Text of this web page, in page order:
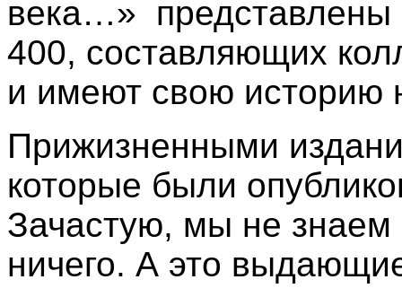
века…» представлены
400, составляющих
и имеют свою
Прижизненными
которые были
Зачастую, мы не
ничего. А это